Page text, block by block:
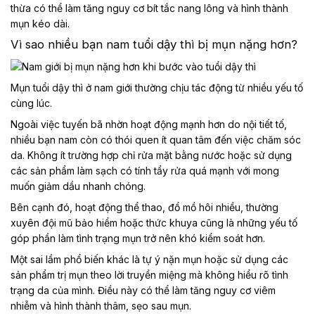
thừa có thể làm tăng nguy cơ bít tắc nang lông và hình thành
mụn kéo dài.
Vì sao nhiều bạn nam tuổi dậy thì bị mụn nặng hơn?
Mụn tuổi dậy thì ở nam giới thường chịu tác động từ nhiều yếu tố
cùng lúc.
Ngoài việc tuyến bã nhờn hoạt động mạnh hơn do nội tiết tố,
nhiều bạn nam còn có thói quen ít quan tâm đến việc chăm sóc
da. Không ít trường hợp chỉ rửa mặt bằng nước hoặc sử dụng
các sản phẩm làm sạch có tính tẩy rửa quá mạnh với mong
muốn giảm dầu nhanh chóng.
Bên cạnh đó, hoạt động thể thao, đổ mồ hôi nhiều, thường
xuyên đội mũ bảo hiểm hoặc thức khuya cũng là những yếu tố
góp phần làm tình trạng mụn trở nên khó kiểm soát hơn.
Một sai lầm phổ biến khác là tự ý nặn mụn hoặc sử dụng các
sản phẩm trị mụn theo lời truyền miệng mà không hiểu rõ tình
trạng da của mình. Điều này có thể làm tăng nguy cơ viêm
nhiễm và hình thành thâm, sẹo sau mụn.